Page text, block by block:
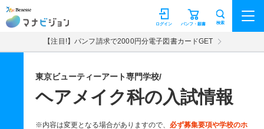
マナビジョン パンフ・願書
ログイン 検索
【注目!】パンフ請求で2000円分電子図書カードGET
東京ビューティーアート専門学校/
ヘアメイク科の入試情報
※内容は変更となる場合がありますので、 必ず募集要項や学校のホ